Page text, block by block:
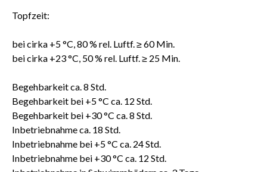
Topfzeit:
bei cirka +5 °C, 80 % rel. Luftf. ≥ 60 Min.
bei cirka +23 °C, 50 % rel. Luftf. ≥ 25 Min.
Begehbarkeit ca. 8 Std.
Begehbarkeit bei +5 °C ca. 12 Std.
Begehbarkeit bei +30 °C ca. 8 Std.
Inbetriebnahme ca. 18 Std.
Inbetriebnahme bei +5 °C ca. 24 Std.
Inbetriebnahme bei +30 °C ca. 12 Std.